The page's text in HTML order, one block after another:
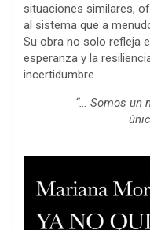
situaciones similares,
al sistema que a
Su obra no solo refleja
esperanza y la
incertidumbre.
“… Somos un